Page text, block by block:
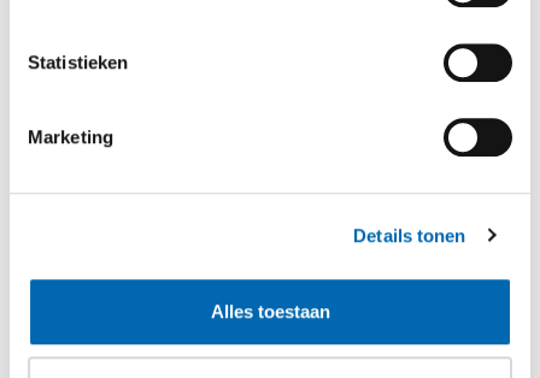
Statistieken
Marketing
Details tonen
Alles toestaan
Betonreparatie